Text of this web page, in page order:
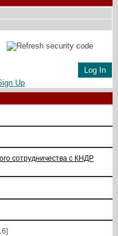
Up
сотрудничества с КНДР